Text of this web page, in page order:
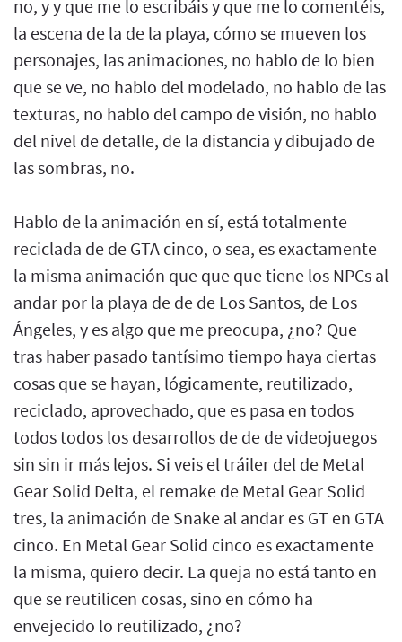
no, y y que me lo escribáis y que me lo comentéis,
la escena de la de la playa, cómo se mueven los
personajes, las animaciones, no hablo de lo bien
que se ve, no hablo del modelado, no hablo de las
texturas, no hablo del campo de visión, no hablo
del nivel de detalle, de la distancia y dibujado de
las sombras, no.
Hablo de la animación en sí, está totalmente
reciclada de de GTA cinco, o sea, es exactamente
la misma animación que que que tiene los NPCs al
andar por la playa de de de Los Santos, de Los
Ángeles, y es algo que me preocupa, ¿no? Que
tras haber pasado tantísimo tiempo haya ciertas
cosas que se hayan, lógicamente, reutilizado,
reciclado, aprovechado, que es pasa en todos
todos todos los desarrollos de de de videojuegos
sin sin ir más lejos. Si veis el tráiler del de Metal
Gear Solid Delta, el remake de Metal Gear Solid
tres, la animación de Snake al andar es GT en GTA
cinco. En Metal Gear Solid cinco es exactamente
la misma, quiero decir. La queja no está tanto en
que se reutilicen cosas, sino en cómo ha
envejecido lo reutilizado, ¿no?